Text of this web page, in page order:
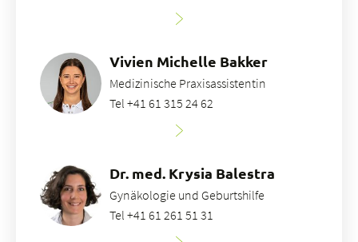
Vivien Michelle Bakker
Medizinische Praxisassistentin
Tel +41 61 315 24 62
Dr. med. Krysia Balestra
Gynäkologie und Geburtshilfe
Tel +41 61 261 51 31